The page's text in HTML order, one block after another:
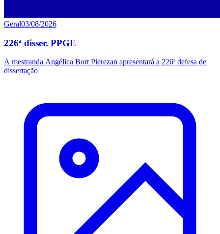
Geral03/08/2026
226ª disser. PPGE
A mestranda Angélica Bort Pierezan apresentará a 226ª defesa de
dissertação